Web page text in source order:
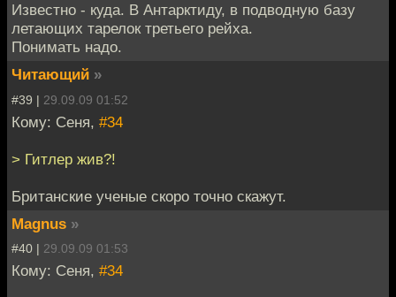
Известно - куда. В Антарктиду, в подводную базу
летающих тарелок третьего рейха.
Понимать надо.
Читающий »
#39 | 29.09.09 01:52
Кому: Сеня, #34
> Гитлер жив?!
Британские ученые скоро точно скажут.
Magnus »
#40 | 29.09.09 01:53
Кому: Сеня, #34